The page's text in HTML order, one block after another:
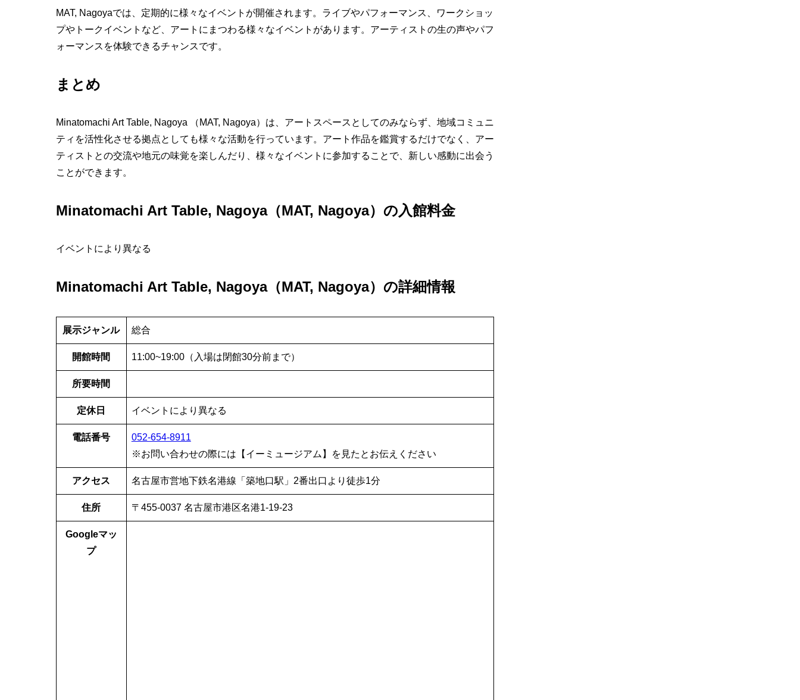
MAT, Nagoyaでは、定期的に様々なイベントが開催されます。ライブやパフォーマンス、ワークショッ
プやトークイベントなど、アートにまつわる様々なイベントがあります。アーティストの生の声やパフ
ォーマンスを体験できるチャンスです。
まとめ
Minatomachi Art Table, Nagoya （MAT, Nagoya）は、アートスペースとしてのみならず、地域コミュニ
ティを活性化させる拠点としても様々な活動を行っています。アート作品を鑑賞するだけでなく、アー
ティストとの交流や地元の味覚を楽しんだり、様々なイベントに参加することで、新しい感動に出会う
ことができます。
Minatomachi Art Table, Nagoya（MAT, Nagoya）の入館料金
イベントにより異なる
Minatomachi Art Table, Nagoya（MAT, Nagoya）の詳細情報
展示ジャンル 総合
開館時間 11:00~19:00（入場は閉館30分前まで）
所要時間
定休日 イベントにより異なる
電話番号
052-654-8911
※お問い合わせの際には【イーミュージアム】を見たとお伝えください
アクセス 名古屋市営地下鉄名港線「築地口駅」2番出口より徒歩1分
住所 〒455-0037 名古屋市港区名港1-19-23
Googleマッ
プ